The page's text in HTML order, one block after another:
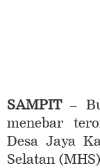
SAMPIT–
menebar
Desa Jaya
Selatan